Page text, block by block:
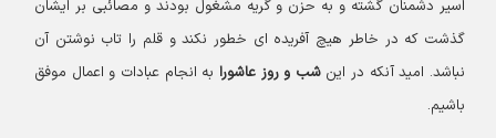
اسیر دشمنان گشته و به حزن و گریه مشغول بودند و مصائبی بر ایشان
گذشت که در خاطر هیچ آفریده ای خطور نکند و قلم را تاب نوشتن آن
نباشد. امید آنکه در اینشب و روز عاشورابه انجام عبادات و اعمال موفق
باشیم.